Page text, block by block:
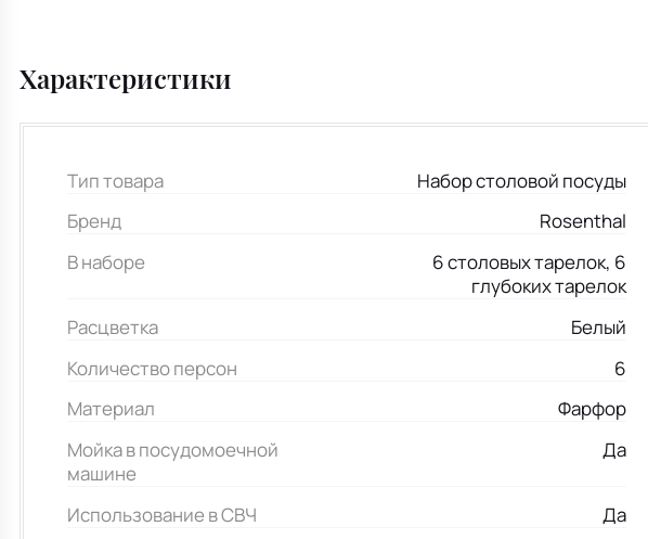
Характеристики
Тип товара
Набор столовой посуды
Бренд
Rosenthal
В наборе
6 столовых тарелок, 6
глубоких тарелок
Расцветка
Белый
Количество персон
6
Материал
Фарфор
Мойка в посудомоечной
машине
Да
Использование в СВЧ
Да